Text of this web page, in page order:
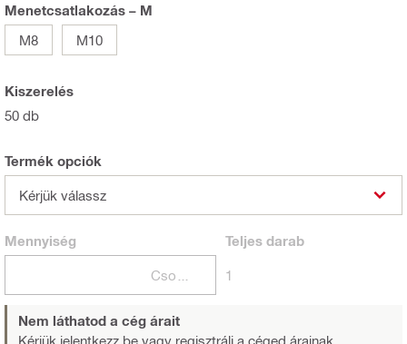
Menetcsatlakozás – M
M8
M10
Kiszerelés
50 db
Termék opciók
Kérjük válassz
Mennyiség Teljesdarab
1
Nem láthatod a cég árait
Kérjük jelentkezz be vagy regisztrálj a céged árainak